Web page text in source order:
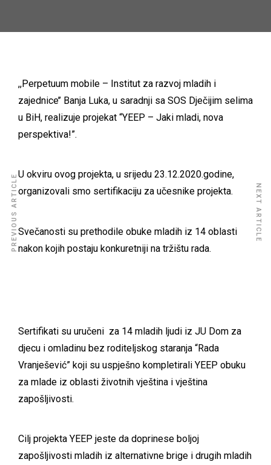
,,Perpetuum mobile – Institut za razvoj mladih i
zajednice’’ Banja Luka, u saradnji sa SOS Dječijim selima
u BiH, realizuje projekat “YEEP – Jaki mladi, nova
perspektiva!”.
U okviru ovog projekta, u srijedu 23.12.2020.godine,
organizovali smo sertifikaciju za učesnike projekta.
Svečanosti su prethodile obuke mladih iz 14 oblasti
nakon kojih postaju konkuretniji na tržištu rada.
Sertifikati su uručeni za 14 mladih ljudi iz JU Dom za
djecu i omladinu bez roditeljskog staranja “Rada
Vranješević” koji su uspješno kompletirali YEEP obuku
za mlade iz oblasti životnih vještina i vještina
zapošljivosti.
Cilj projekta YEEP jeste da doprinese boljoj
zapošljivosti mladih iz alternativne brige i drugih mladih
PREVIOUS ARTICLE NEXT ARTICLE